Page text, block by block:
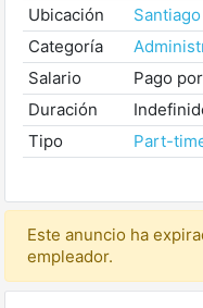
Ubicación
Santiago
Categoría
Salario
Pago
Duración
Tipo
Part-
Este anuncio ha
empleador.